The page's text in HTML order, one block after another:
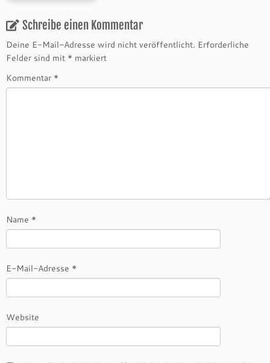
Schreibe einen Kommentar
Deine E-Mail-Adresse wird nicht veröffentlicht. Erforderliche
Felder sind mit * markiert
Kommentar *
Name *
E-Mail-Adresse *
Website